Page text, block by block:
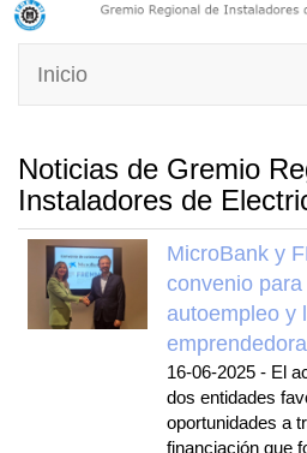
Inicio
Noticias de Gremio
Instaladores de
MicroBank y
convenio para
autoempleo y
emprendedora
16-06-2025 - El
dos entidades
oportunidades a
financiación que